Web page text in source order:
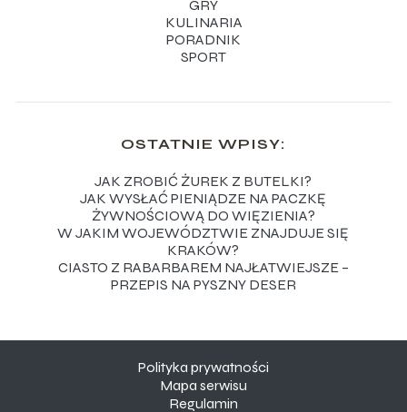
GRY
KULINARIA
PORADNIK
SPORT
OSTATNIE WPISY:
JAK ZROBIĆ ŻUREK Z BUTELKI?
JAK WYSŁAĆ PIENIĄDZE NA PACZKĘ
ŻYWNOŚCIOWĄ DO WIĘZIENIA?
W JAKIM WOJEWÓDZTWIE ZNAJDUJE SIĘ
KRAKÓW?
CIASTO Z RABARBAREM NAJŁATWIEJSZE –
PRZEPIS NA PYSZNY DESER
Polityka prywatności
Mapa serwisu
Regulamin